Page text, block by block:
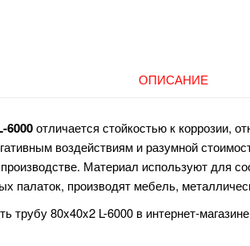
ОПИСАНИЕ
6000отличается стойкостью к коррозии,
воздействиям и разумной
Материал используют для
палаток, производят мебель,
трубу 80x40x2 L-6000 в интернет-